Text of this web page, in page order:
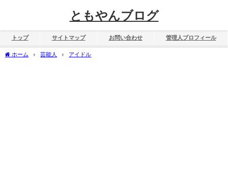
ともやんブログ
トップ サイトマップ お問い合わせ 管理人プロフィール
ホーム 芸能人 アイドル